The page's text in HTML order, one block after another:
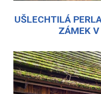
UŠLECHTILÁ
ZÁMEK